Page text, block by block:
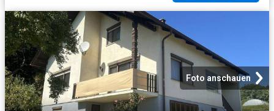
Foto anschauen